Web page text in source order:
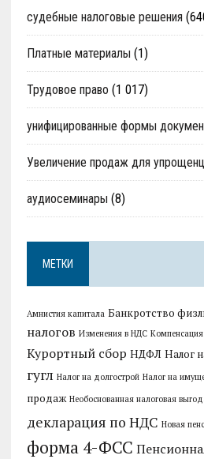
судебные налоговые решения
Платные материалы (1)
Трудовое право (1 017)
унифицированные формы
Увеличение продаж для
аудиосеминары (8)
МЕТКИ
Амнистия капитала Банкротство
налогов Изменения в НДС Компенсация
Курортный сбор НДФЛ Налог
гугл Налог на долгострой Налог на
продаж Необоснованная налоговая
декларация по НДС Новая
форма 4-ФСС